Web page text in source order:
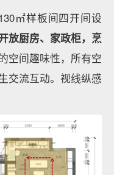
㎡样板间四开间设
放厨房、家政柜，烹
空间趣味性，所有空
交流互动。视线纵感